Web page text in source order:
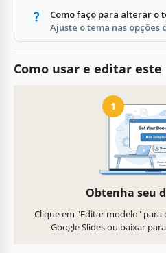
Como faço para alterar o
Ajuste o tema nas opções
Como usar e editar
1
Obtenha seu
Clique em "Editar modelo"
Google Slides ou baixar